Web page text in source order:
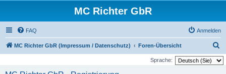
MC Richter GbR
FAQ Anmelden
MC Richter GbR (Impressum / Datenschutz) Foren-Übersicht
u
Sprache: